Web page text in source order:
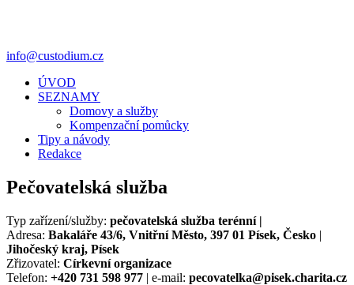
info@custodium.cz
ÚVOD
SEZNAMY
Domovy a služby
Kompenzační pomůcky
Tipy a návody
Redakce
Pečovatelská služba
Typ zařízení/služby: pečovatelská služba terénní |
Adresa: Bakaláře 43/6, Vnitřní Město, 397 01 Písek, Česko |
Jihočeský kraj, Písek
Zřizovatel: Církevní organizace
Telefon: +420 731 598 977 | e-mail: pecovatelka@pisek.charita.cz